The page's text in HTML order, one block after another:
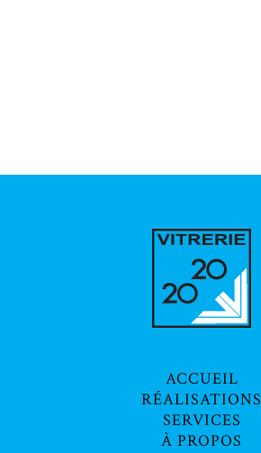
ACCUEIL
RÉALISATIONS
SERVICES
À PROPOS